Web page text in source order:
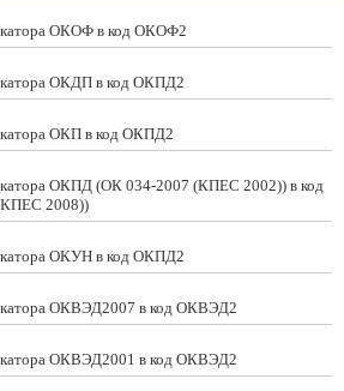
ОКОФ в код ОКОФ2
ОКДП в код ОКПД2
ОКП в код ОКПД2
ОКПД (ОК 034-2007 (КПЕС 2002)) в код
2008))
ОКУН в код ОКПД2
ОКВЭД2007 в код ОКВЭД2
ОКВЭД2001 в код ОКВЭД2